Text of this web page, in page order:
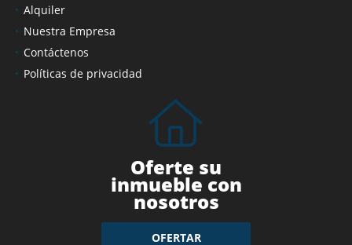
Alquiler
Nuestra Empresa
Contáctenos
Políticas de privacidad
Oferte su
inmueble con
nosotros
OFERTAR